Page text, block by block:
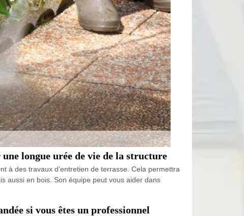
longue urée de vie de la structure
à des travaux d’entretien de terrasse. Cela permettra
aussi en bois. Son équipe peut vous aider dans
si vous êtes un professionnel